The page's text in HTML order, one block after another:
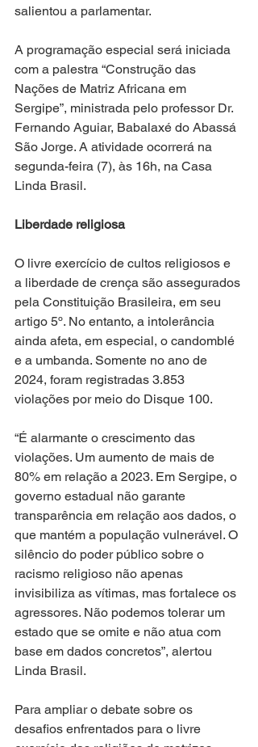
salientou a parlamentar.
A programação especial será iniciada
com a palestra “Construção das
Nações de Matriz Africana em
Sergipe”, ministrada pelo professor Dr.
Fernando Aguiar, Babalaxé do Abassá
São Jorge. A atividade ocorrerá na
segunda-feira (7), às 16h, na Casa
Linda Brasil.
Liberdade religiosa
O livre exercício de cultos religiosos e
a liberdade de crença são assegurados
pela Constituição Brasileira, em seu
artigo 5º. No entanto, a intolerância
ainda afeta, em especial, o candomblé
e a umbanda. Somente no ano de
2024, foram registradas 3.853
violações por meio do Disque 100.
“É alarmante o crescimento das
violações. Um aumento de mais de
80% em relação a 2023. Em Sergipe, o
governo estadual não garante
transparência em relação aos dados, o
que mantém a população vulnerável. O
silêncio do poder público sobre o
racismo religioso não apenas
invisibiliza as vítimas, mas fortalece os
agressores. Não podemos tolerar um
estado que se omite e não atua com
base em dados concretos”, alertou
Linda Brasil.
Para ampliar o debate sobre os
desafios enfrentados para o livre